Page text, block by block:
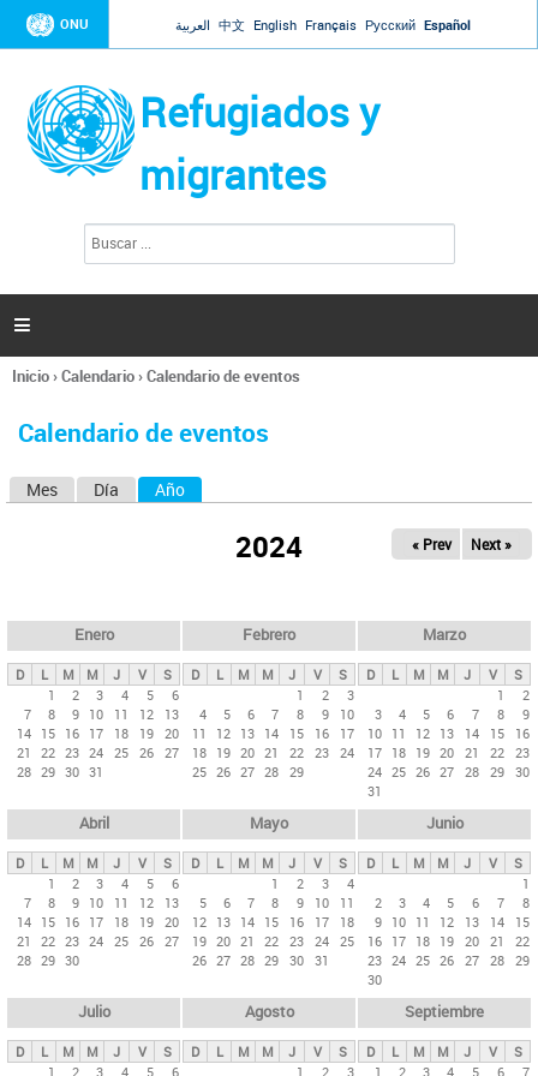
Jump to navigation
ONU العربية 中文 English Français Русский Español
Refugiados y
migrantes
l
d
s

Se
usted
Inicio›Calendario›Calendario de eventos
Calendario de eventos
s
p
n
c
i
p
e
Mes Día Año
2024 « Prev Next »
Enero
D L M M J V
S
1
2 3 4 5
6
7
8 9 10 11 12
13
14 15 16 17 18 19 20
21
22 23 24 25 26 27
28 29 30 31
Febrero
D L M M J V
S
1
2
3
4
5 6 7 8 9
10
11
12 13 14 15 16
17
18 19 20 21 22 23 24
25 26 27 28 29
Marzo
D L M M J V
S
1
2
3
4 5 6 7 8
9
10 11 12 13 14 15
16
17 18 19 20 21 22 23
24 25 26 27 28 29 30
31
Abril
D L M M J V
S
1
2 3 4 5
6
7
8 9 10 11 12
13
14 15 16 17 18 19 20
21
22 23 24 25 26 27
28 29 30
Mayo
D L M M J V
S
1
2 3
4
5
6 7 8 9 10
11
12 13 14 15 16 17
18
19 20 21 22 23 24 25
26 27 28 29 30 31
Junio
D L M M J V
S
1
2
3 4 5 6 7
8
9 10 11 12 13 14
15
16 17 18 19 20 21
22
23 24 25 26 27 28 29
30
Julio
D L M M J V
S
1
2 3 4 5 6
Agosto
D L M M J V
S
1
2 3
Septiembre
D L M M J V
S
1
2 3 4 5 6 7